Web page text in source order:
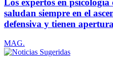
Los expertos en
saludan siempre en el
defensiva y tienen
MAG.